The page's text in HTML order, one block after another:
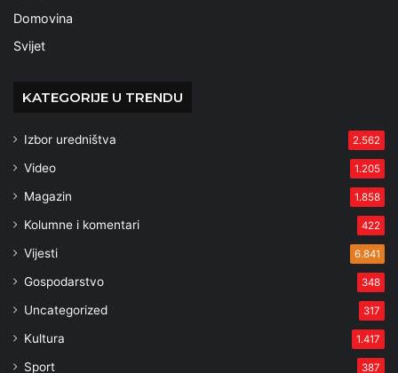
Domovina
Svijet
KATEGORIJE U TRENDU
Izbor uredništva 2.562
Video 1.205
Magazin 1.858
Kolumne i komentari 422
Vijesti 6.841
Gospodarstvo 348
Uncategorized 317
Kultura 1.417
Sport 387